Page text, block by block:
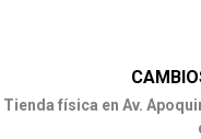
Tienda física en Av.